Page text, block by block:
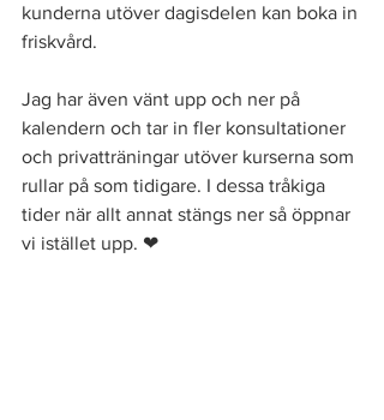
kunderna utöver dagisdelen kan boka in
friskvård.
Jag har även vänt upp och ner på
kalendern och tar in fler konsultationer
och privatträningar utöver kurserna som
rullar på som tidigare. I dessa tråkiga
tider när allt annat stängs ner så öppnar
vi istället upp. ❤